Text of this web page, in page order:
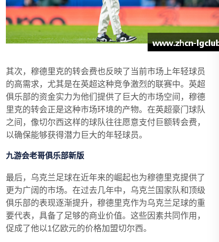
其次，穆德里克的转会费也反映了当前市场上年轻球员
的高需求，尤其是在英超这种竞争激烈的联赛中。英超
俱乐部的资金实力为他们提供了巨大的市场空间，穆德
里克的转会正是这种市场环境的产物。在英超豪门球队
之间，像切尔西这样的球队往往愿意支付巨额转会费，
以确保能够获得潜力巨大的年轻球员。
九游会老哥俱乐部新版
最后，乌克兰足球在近年来的崛起也为穆德里克提供了
更为广阔的市场。在过去几年中，乌克兰国家队和顶级
俱乐部的表现逐渐提升，穆德里克作为乌克兰足球的重
要代表，具备了足够的商业价值。这些因素共同作用，
促成了他以1亿欧元的价格加盟切尔西。